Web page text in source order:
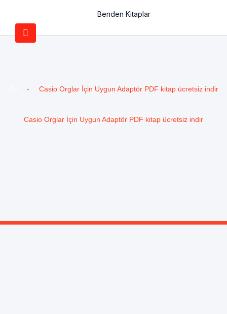
Benden Kitaplar
- Casio Orglar İçin Uygun Adaptör PDF kitap ücretsiz indir
Casio Orglar İçin Uygun Adaptör PDF kitap ücretsiz indir